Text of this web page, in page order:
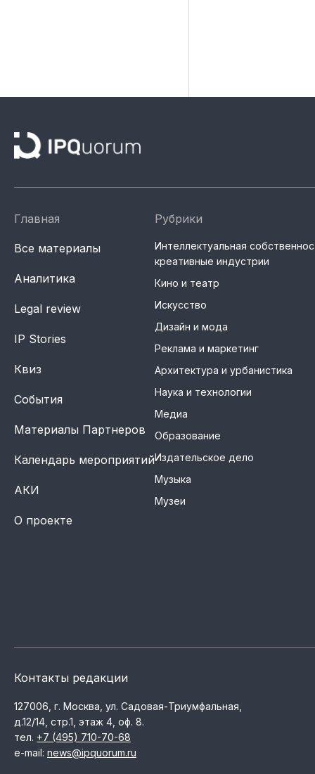
Главная
Все материалы
Аналитика
Legal review
IP Stories
Квиз
События
Материалы Партнеров
Календарь мероприятий
АКИ
О проекте
Рубрики
Интеллектуальная
креативные индустрии
Кино и театр
Искусство
Дизайн и мода
Реклама и маркетинг
Архитектура и урбанистика
Наука и технологии
Медиа
Образование
Издательское дело
Музыка
Музеи
Контакты редакции
127006, г. Москва, ул. Садовая-Триумфальная,
д.12/14, стр.1, этаж 4, оф. 8.
тел. +7 (495) 710-70-68
e-mail: news@ipquorum.ru